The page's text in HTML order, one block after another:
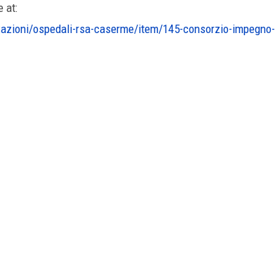
at:
ospedali-rsa-caserme/item/145-consorzio-impegno-